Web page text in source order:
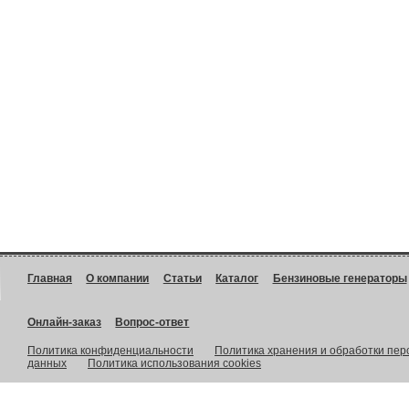
Главная О компании Статьи Каталог Бензиновые генераторы
Онлайн-заказ Вопрос-ответ
Политика конфиденциальности
Политика хранения и обработки
данных
Политика использования cookies